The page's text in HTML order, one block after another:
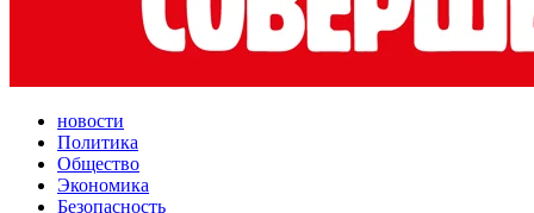
новости
Политика
Общество
Экономика
Безопасность